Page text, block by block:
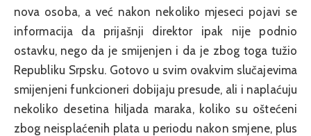
nova osoba, a već nakon nekoliko mjeseci pojavi se
informacija da prijašnji direktor ipak nije podnio
ostavku, nego da je smijenjen i da je zbog toga tužio
Republiku Srpsku. Gotovo u svim ovakvim slučajevima
smijenjeni funkcioneri dobijaju presude, ali i naplaćuju
nekoliko desetina hiljada maraka, koliko su oštećeni
zbog neisplaćenih plata u periodu nakon smjene, plus